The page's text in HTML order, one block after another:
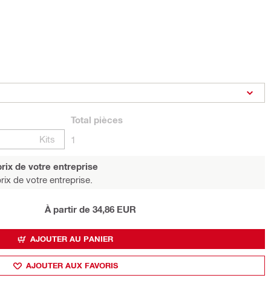
Kits
Total pièces
1
de votre entreprise
de votre entreprise.
À partir de 34,86 EUR
AJOUTER AU PANIER
AJOUTER AUX FAVORIS